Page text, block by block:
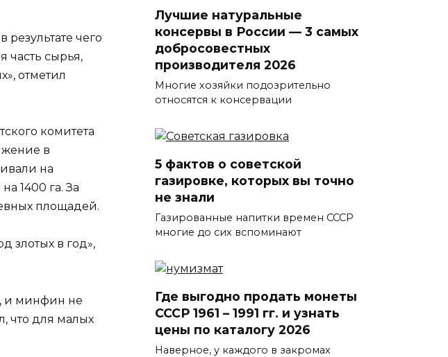
чего
часть сырья,
отметил
комитета
в
на
1400 га. За
площадей.
злотых в год»,
и минфин не
что для малых
Лучшие натуральные
консервы в России — 3 самых
добросовестных
производителя 2026
Многие хозяйки подозрительно
относятся к консервации
5 фактов о советской
газировке, которых вы точно
не знали
Газированные напитки времен СССР
многие до сих вспоминают
Где выгодно продать монеты
СССР 1961 – 1991 гг. и узнать
цены по каталогу 2026
Наверное, у каждого в закромах